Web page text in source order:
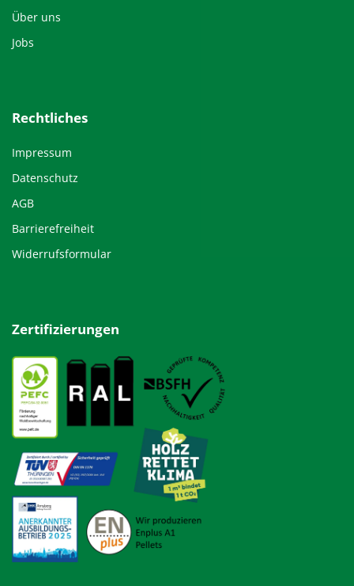
Über uns
Jobs
Rechtliches
Impressum
Datenschutz
AGB
Barrierefreiheit
Widerrufsformular
Zertifizierungen